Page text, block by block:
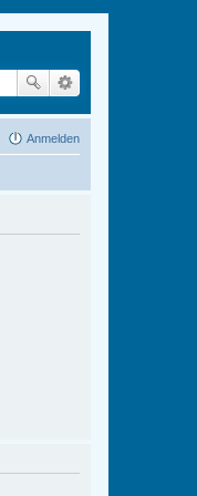
Anmelden